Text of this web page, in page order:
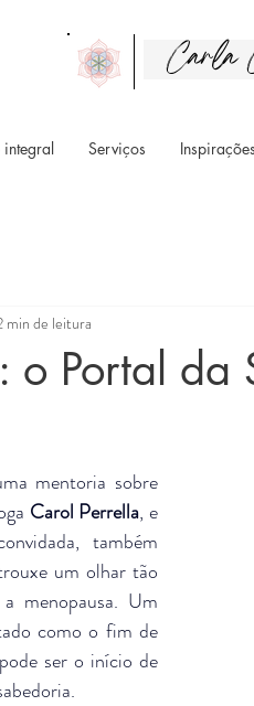
Carla
integral Serviços
o Portal da
min de leitura
mentoria sobre
Carol Perrella, e
também
um olhar tão
menopausa. Um
como o fim de
ser o início de